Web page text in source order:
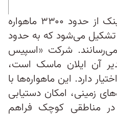
مجموعه ماهواره‌ای استارلینک از حدود ۳۳۰۰ ماهواره
تشکیل می‌شود که به حدود
می‌رسانند. شرکت «اسپیس
آن ایلان ماسک است،
دارد. این ماهواره‌ها با
زمینی، امکان دستیابی
در مناطقی کوچک فراهم